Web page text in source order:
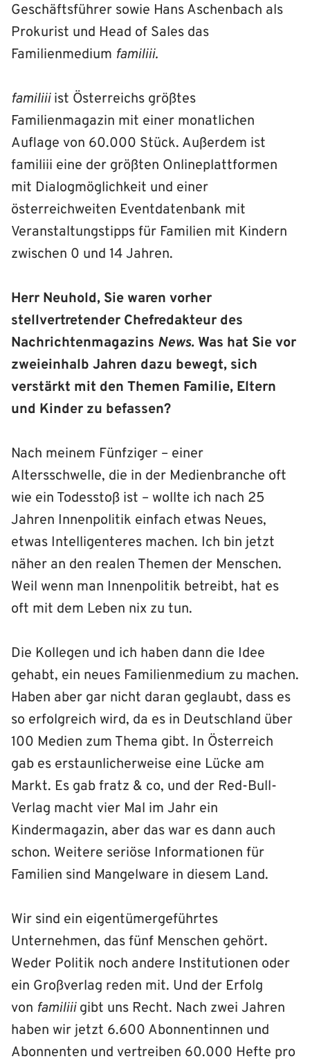
Geschäftsführer sowie Hans Aschenbach als
Prokurist und Head of Sales das
Familienmedium familiii.
familiiiist Österreichs größtes
Familienmagazin mit einer monatlichen
Auflage von 60.000 Stück. Außerdem ist
familiii eine der größten Onlineplattformen
mit Dialogmöglichkeit und einer
österreichweiten Eventdatenbank mit
Veranstaltungstipps für Familien mit Kindern
zwischen 0 und 14 Jahren.
Herr Neuhold, Sie waren vorher
stellvertretender Chefredakteur des
Nachrichtenmagazins News.Was hat Sie vor
zweieinhalb Jahren dazu bewegt, sich
verstärkt mit den Themen Familie, Eltern
und Kinder zu befassen?
Nach meinem Fünfziger – einer
Altersschwelle, die in der Medienbranche oft
wie ein Todesstoß ist – wollte ich nach 25
Jahren Innenpolitik einfach etwas Neues,
etwas Intelligenteres machen. Ich bin jetzt
näher an den realen Themen der Menschen.
Weil wenn man Innenpolitik betreibt, hat es
oft mit dem Leben nix zu tun.
Die Kollegen und ich haben dann die Idee
gehabt, ein neues Familienmedium zu machen.
Haben aber gar nicht daran geglaubt, dass es
so erfolgreich wird, da es in Deutschland über
100 Medien zum Thema gibt. In Österreich
gab es erstaunlicherweise eine Lücke am
Markt. Es gab fratz & co, und der Red-Bull-
Verlag macht vier Mal im Jahr ein
Kindermagazin, aber das war es dann auch
schon. Weitere seriöse Informationen für
Familien sind Mangelware in diesem Land.
Wir sind ein eigentümergeführtes
Unternehmen, das fünf Menschen gehört.
Weder Politik noch andere Institutionen oder
ein Großverlag reden mit. Und der Erfolg
von familiiigibt uns Recht. Nach zwei Jahren
haben wir jetzt 6.600 Abonnentinnen und
Abonnenten und vertreiben 60.000 Hefte pro